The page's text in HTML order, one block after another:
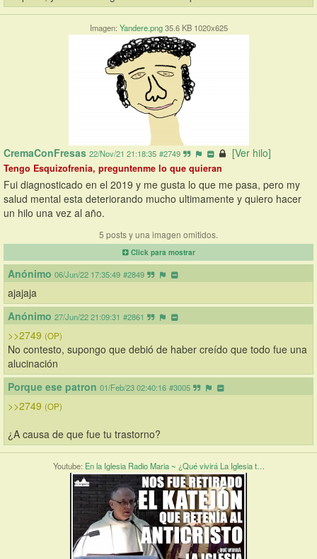
Imagen: Yandere.png 35.6 KB 1020x625
CremaConFresas 22/Nov/21 21:18:35 #2749 [Ver hilo]
Tengo Esquizofrenia, preguntenme lo que quieran
Fui diagnosticado en el 2019 y me gusta lo que me pasa, pero my
salud mental esta deteriorando mucho ultimamente y quiero hacer
un hilo una vez al año.
5 posts y una imagen omitidos.
Click para mostrar
Anónimo 06/Jun/22 17:35:49 #2849
ajajaja
Anónimo 27/Jun/22 21:09:31 #2861
>>2749 (OP)
No contesto, supongo que debió de haber creído que todo fue una
alucinación
Porque ese patron 01/Feb/23 02:40:16 #3005
>>2749 (OP)
¿A causa de que fue tu trastorno?
Youtube: En la Iglesia Radio Maria ~ ¿Qué vivirá La Iglesia t…